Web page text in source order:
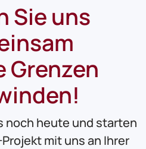
Sie uns
Grenzen
noch heute und starten
mit uns an Ihrer